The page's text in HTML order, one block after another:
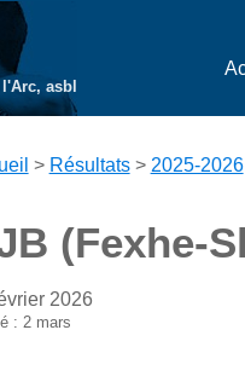
asbl
> Résultats> 2025-2026
(Fexhe-
2026
: 2 mars